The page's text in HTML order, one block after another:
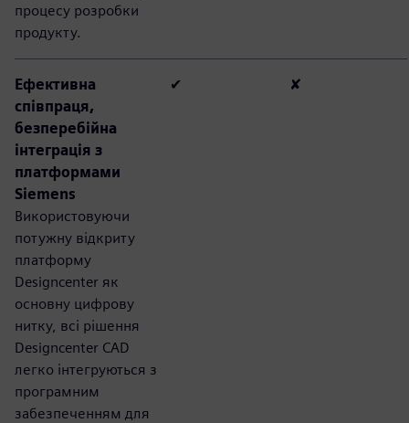
процесу розробки
продукту.
Ефективна
співпраця,
безперебійна
інтеграція з
платформами
Siemens
Використовуючи
потужну відкриту
платформу
Designcenter як
основну цифрову
нитку, всі рішення
Designcenter CAD
легко інтегруються з
програмним
забезпеченням для
✔ ✘